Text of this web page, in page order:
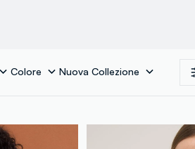
Colore Nuova Collezione